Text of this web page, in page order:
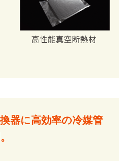
器に高効率の冷媒管